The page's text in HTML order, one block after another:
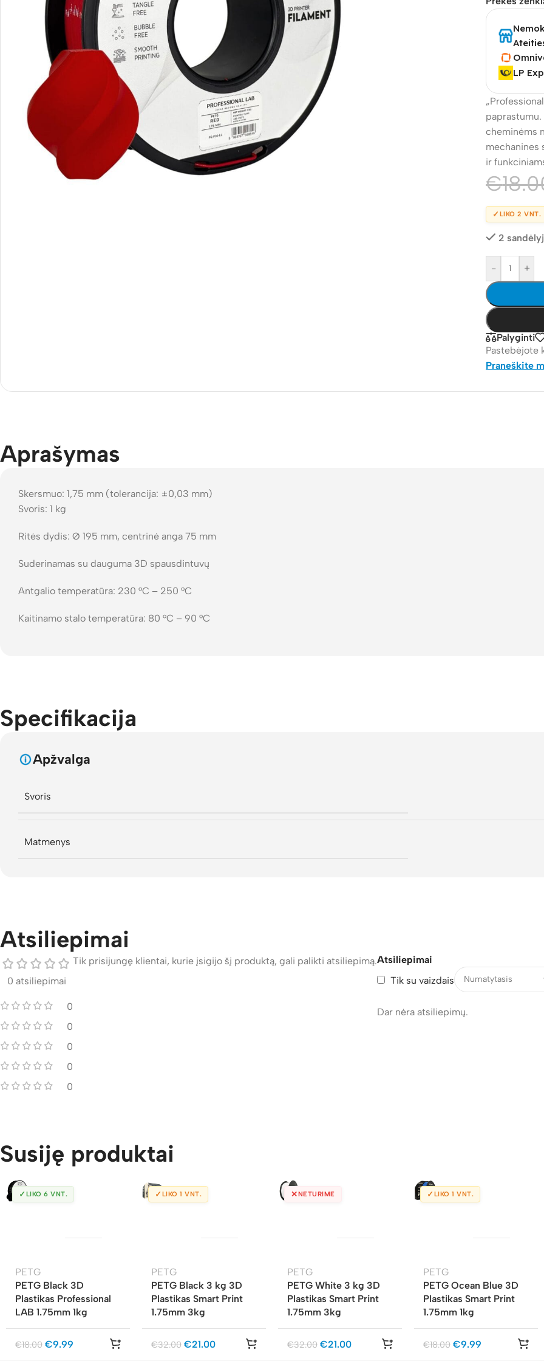
LP
cheminėms
mechanines
ir
€
✓ LIKO 2 VNT.
2
- +
Palyginti
Pastebėjote
Praneškite
Aprašymas
Skersmuo: 1,75 mm (tolerancija: ±0,03 mm)
Svoris: 1 kg
Ritės dydis: Ø 195 mm, centrinė anga 75 mm
Suderinamas su dauguma 3D spausdintuvų
Antgalio temperatūra: 230 °C – 250 °C
Kaitinamo stalo temperatūra: 80 °C – 90 °C
Specifikacija
Apžvalga
Svoris
Matmenys
Atsiliepimai
0 atsiliepimai
0
0
0
0
0
Atsiliepimai
Tik su vaizdais
Dar nėra atsiliepimų.
Tik prisijungę klientai, kurie įsigijo šį produktą, gali palikti atsiliepimą.
Susiję produktai
✓ LIKO 6 VNT.
PETG
PETG Black 3D
Plastikas Professional
LAB 1.75mm 1kg
€18.00 €9.99
✓ LIKO 1 VNT.
PETG
PETG Black 3 kg 3D
Plastikas Smart Print
1.75mm 3kg
€32.00 €21.00
✕NETURIME
PETG
PETG White 3 kg 3D
Plastikas Smart Print
1.75mm 3kg
€32.00 €21.00
✓ LIKO 1 VNT.
PETG
PETG Ocean Blue 3D
Plastikas Smart Print
1.75mm 1kg
€18.00 €9.99